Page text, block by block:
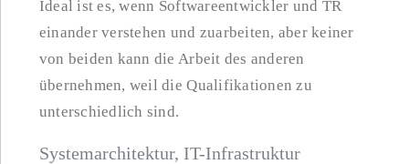
Ideal ist es, wenn Softwareentwickler und TR
einander verstehen und zuarbeiten, aber keiner
von beiden kann die Arbeit des anderen
übernehmen, weil die Qualifikationen zu
unterschiedlich sind.
Systemarchitektur, IT-Infrastruktur